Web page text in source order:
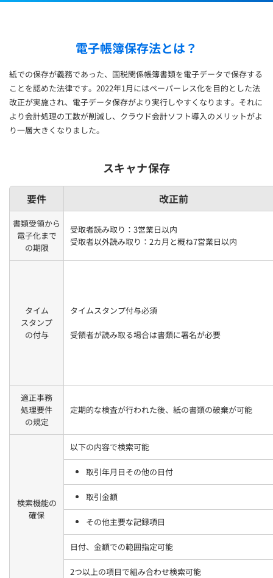
電子帳簿保存法とは？
紙での保存が義務であった、国税関係帳簿書類を電子データで保存する
ことを認めた法律です。2022年1月にはペーパーレス化を目的とした法
改正が実施され、電子データ保存がより実行しやすくなります。それに
より会計処理の工数が削減し、クラウド会計ソフト導入のメリットがよ
り一層大きくなりました。
スキャナ保存
要件 改正前
書類受領から
電子化まで
の期限
受取者読み取り：3営業日以内
受取者以外読み取り：2カ月と概ね7営業日以内
タイム
スタンプ
の付与
タイムスタンプ付与必須
受領者が読み取る場合は書類に署名が必要
適正事務
処理要件
の規定
定期的な検査が行われた後、紙の書類の破棄が可能
検索機能の
確保
以下の内容で検索可能
取引年月日その他の日付
取引金額
その他主要な記録項目
日付、金額での範囲指定可能
2つ以上の項目で組み合わせ検索可能